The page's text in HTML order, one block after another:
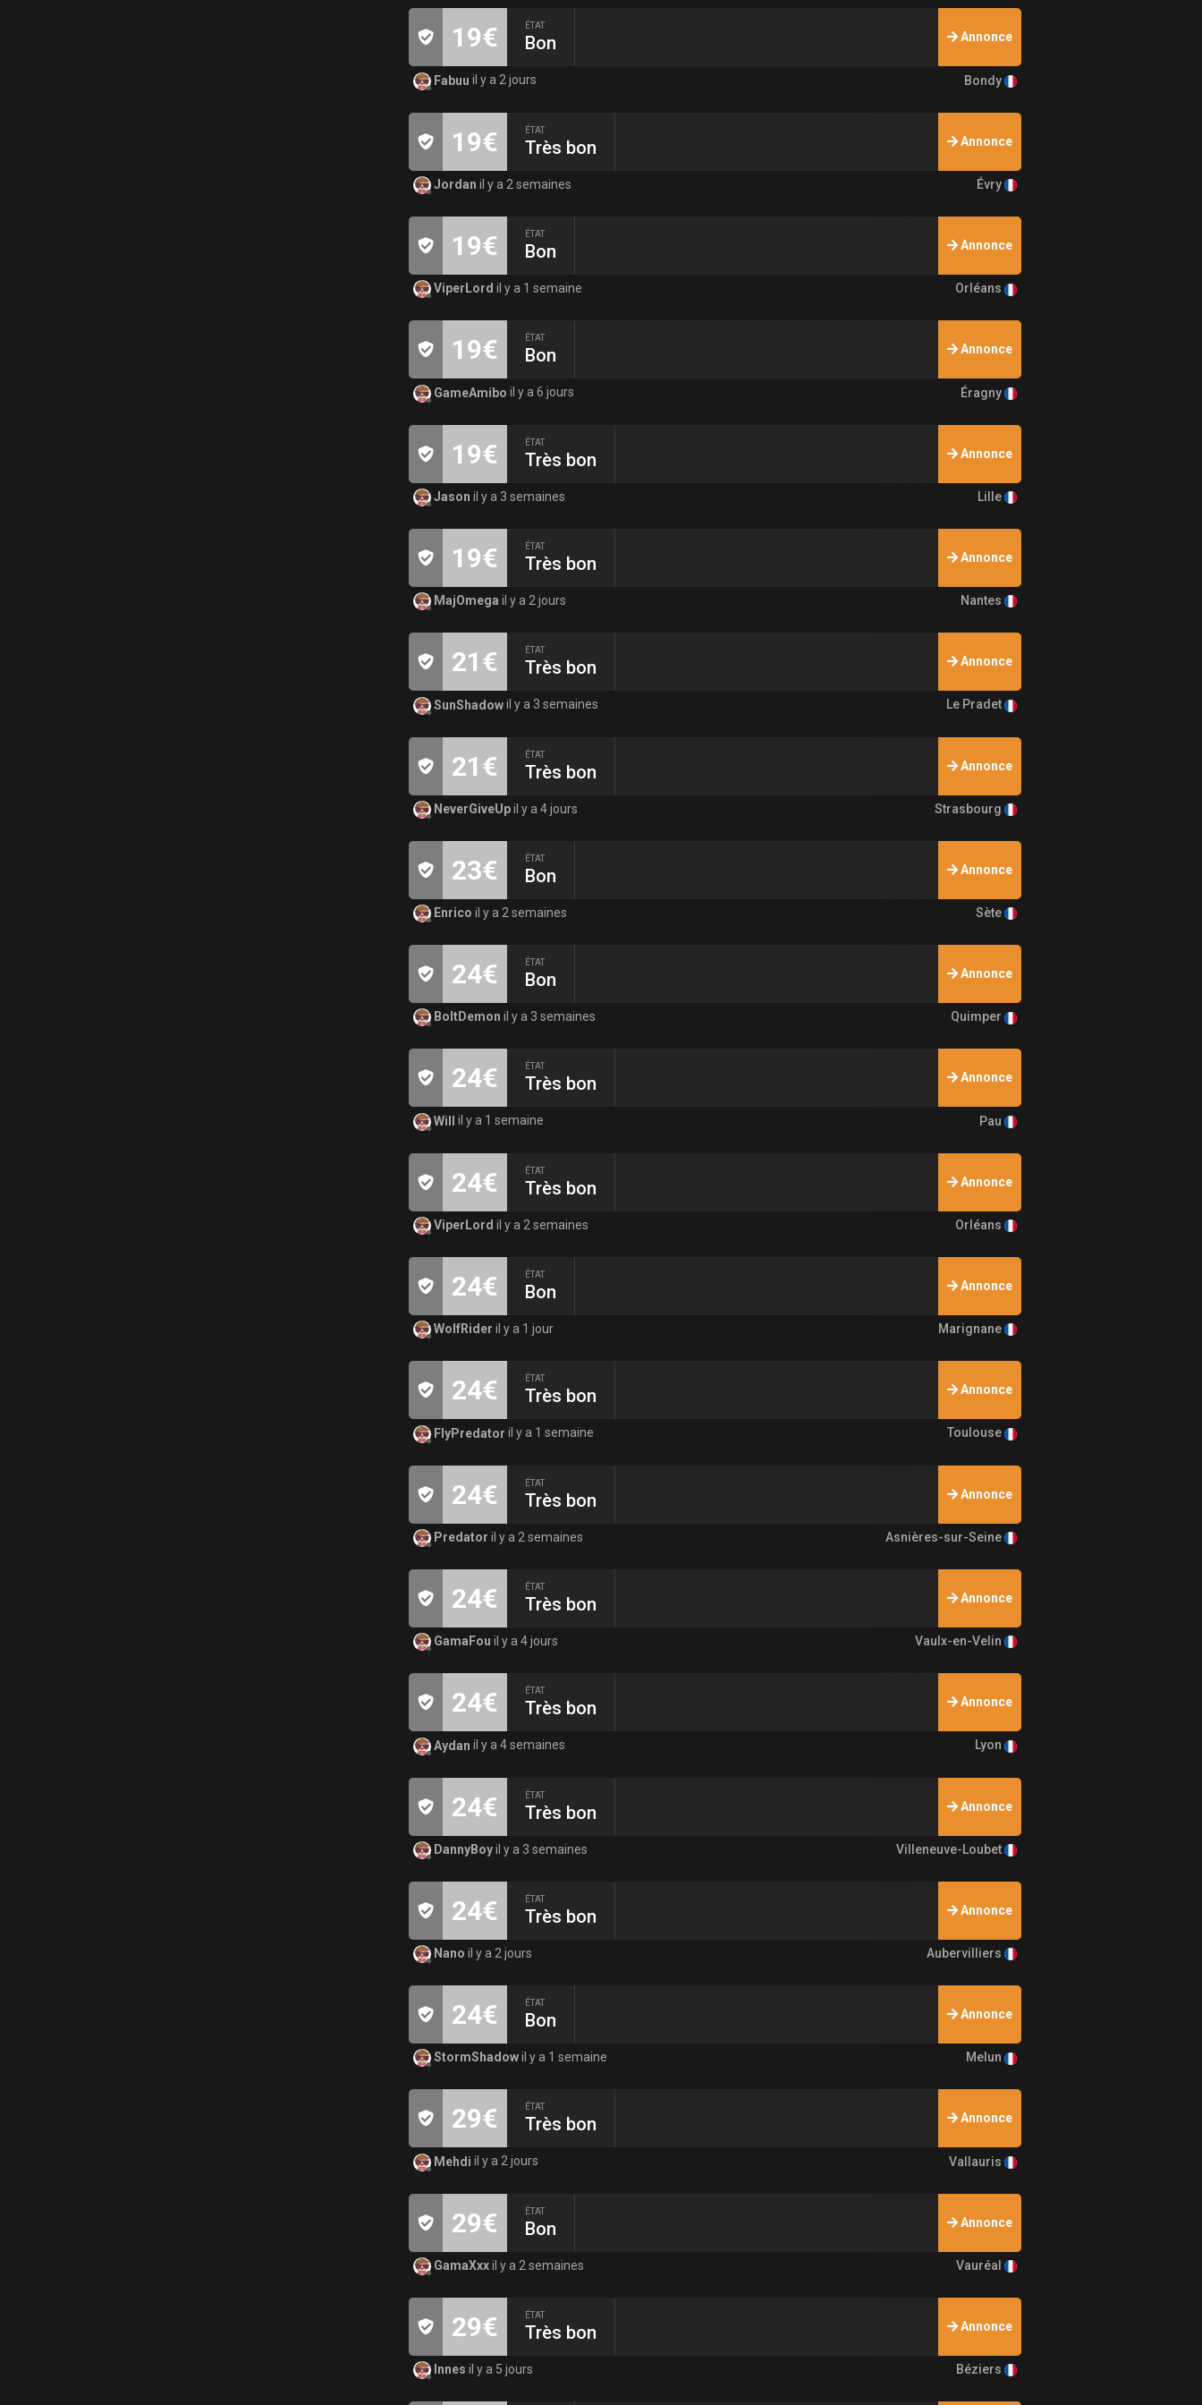
19€ ÉTAT
Bon Annonce
Fabuu il y a 2 jours Bondy
19€ ÉTAT
Très bon Annonce
Jordan il y a 2 semaines Évry
19€ ÉTAT
Bon Annonce
ViperLord il y a 1 semaine Orléans
19€ ÉTAT
Bon Annonce
GameAmibo il y a 6 jours Éragny
19€ ÉTAT
Très bon Annonce
Jason il y a 3 semaines Lille
19€ ÉTAT
Très bon Annonce
MajOmega il y a 2 jours Nantes
21€ ÉTAT
Très bon Annonce
SunShadowil y a 3 semaines Le Pradet
21€ ÉTAT
Très bon Annonce
NeverGiveUpil y a 4 jours Strasbourg
23€ ÉTAT
Bon Annonce
Enrico il y a 2 semaines Sète
24€ ÉTAT
Bon Annonce
BoltDemon il y a 3 semaines Quimper
24€ ÉTAT
Très bon Annonce
Will il y a 1 semaine Pau
24€ ÉTAT
Très bon Annonce
ViperLord il y a 2 semaines Orléans
24€ ÉTAT
Bon Annonce
WolfRider il y a 1 jour Marignane
24€ ÉTAT
Très bon Annonce
FlyPredator il y a 1 semaine Toulouse
24€ ÉTAT
Très bon Annonce
Predator il y a 2 semaines Asnières-sur-Seine
24€ ÉTAT
Très bon Annonce
GamaFou il y a 4 jours Vaulx-en-Velin
24€ ÉTAT
Très bon Annonce
Aydan il y a 4 semaines Lyon
24€ ÉTAT
Très bon Annonce
DannyBoyil y a 3 semaines Villeneuve-Loubet
24€ ÉTAT
Très bon Annonce
Nano il y a 2 jours Aubervilliers
24€ ÉTAT
Bon Annonce
StormShadowil y a 1 semaine Melun
29€ ÉTAT
Très bon Annonce
Mehdi il y a 2 jours Vallauris
29€ ÉTAT
Bon Annonce
GamaXxxil y a 2 semaines Vauréal
29€ ÉTAT
Très bon Annonce
Innes il y a 5 jours Béziers